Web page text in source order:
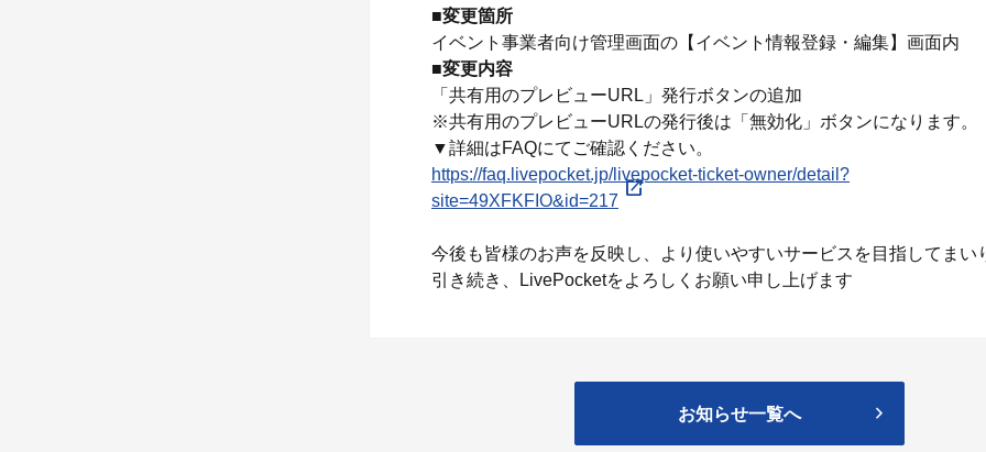
■変更箇所
イベント事業者向け管理画面の【 イベント情報登録・編集】画面内
■変更内容
「共有用のプレビューURL」発行ボタンの追加
※共有用のプレビューURLの発行後は「無効化」ボタンになります。
▼詳細はFAQにてご確認ください。
https://faq.livepocket.jp/livepocket-ticket-owner/detail?
site=49XFKFIO&id=217
今後も皆様のお声を反映し、より使いやすいサービスを目指してまい
引き続き、LivePocketをよろしくお願い申し上げます
お知らせ一覧へ